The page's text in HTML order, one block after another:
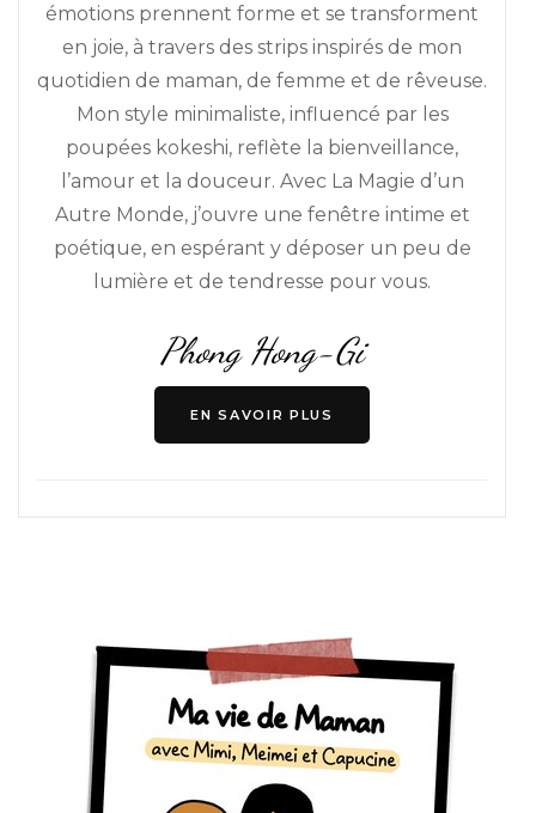
émotions prennent forme et se transforment
en joie, à travers des strips inspirés de mon
quotidien de maman, de femme et de rêveuse.
Mon style minimaliste, influencé par les
poupées kokeshi, reflète la bienveillance,
l’amour et la douceur. Avec La Magie d’un
Autre Monde, j’ouvre une fenêtre intime et
poétique, en espérant y déposer un peu de
lumière et de tendresse pour vous.
Phong Hong-Gi
EN SAVOIR PLUS